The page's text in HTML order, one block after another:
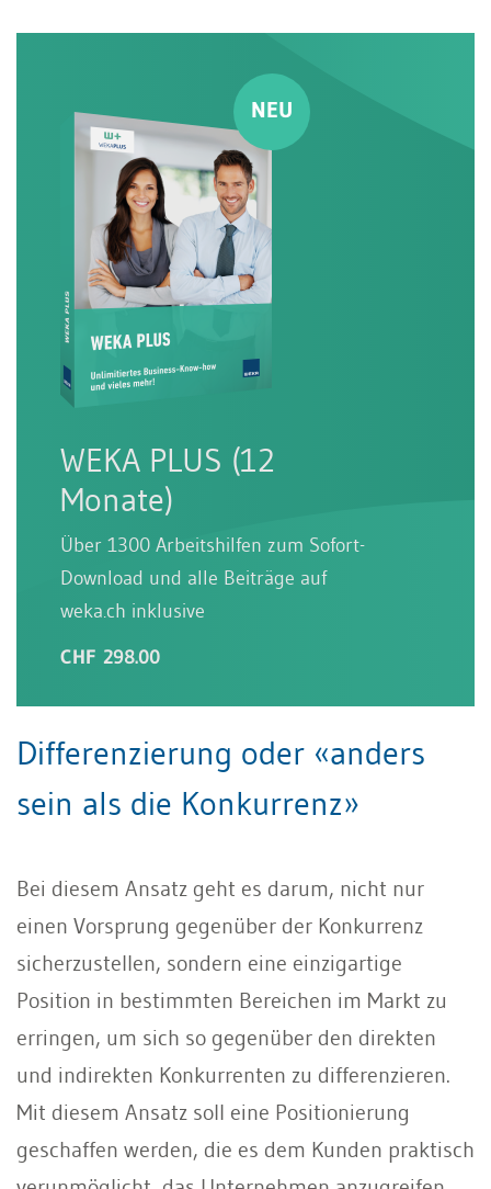
WEKA PLUS (12
Monate)
Über 1300 Arbeitshilfen zum Sofort-
Download und alle Beiträge auf
weka.ch inklusive
CHF 298.00
Differenzierung oder «anders
sein als die Konkurrenz»
Bei diesem Ansatz geht es darum, nicht nur
einen Vorsprung gegenüber der Konkurrenz
sicherzustellen, son­dern eine einzigartige
Position in bestimmten Bereichen im Markt zu
erringen, um sich so gegenüber den direkten
und indirekten Konkurrenten zu differenzieren.
Mit diesem Ansatz soll eine Positionierung
geschaffen werden, die es dem Kunden praktisch